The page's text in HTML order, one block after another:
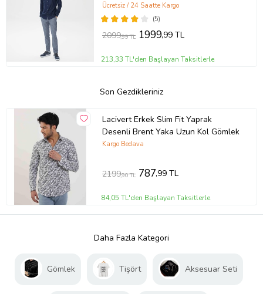
(5)
Ücretsiz / 24 Saatte Kargo
2099,99 TL 1999,99 TL
213,33 TL'den Başlayan Taksitlerle
Son Gezdikleriniz
Lacivert Erkek Slim Fit Yaprak
Desenli Brent Yaka Uzun Kol Gömlek
Kargo Bedava
2199,90 TL 787,99 TL
84,05 TL'den Başlayan Taksitlerle
Daha Fazla Kategori
Gömlek Tişört Aksesuar Seti